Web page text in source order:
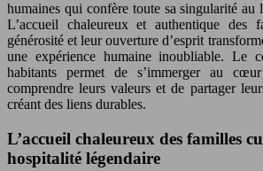
humaines qui confère toute sa singularité au
L’accueil chaleureux et authentique des
générosité et leur ouverture d’esprit
une expérience humaine inoubliable. Le
habitants permet de s’immerger au
comprendre leurs valeurs et de partager
créant des liens durables.
L’accueil chaleureux des familles
hospitalité légendaire